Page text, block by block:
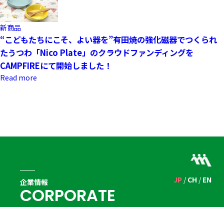
新商品
“こどもたちにこそ、よい器を”有田焼の強化磁器でつくられ
たうつわ「Nico Plate」のクラウドファンディングを
CAMPFIREにて開始しました！
Read more
JP CH EN
企業情報
CORPORATE